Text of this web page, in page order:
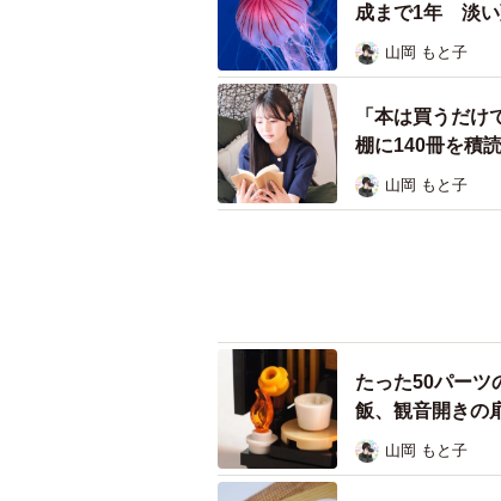
成まで1年 淡い
山岡 もと子
「本は買うだ
棚に140冊を積
山岡 もと子
たった50パー
飯、観音開きの
山岡 もと子